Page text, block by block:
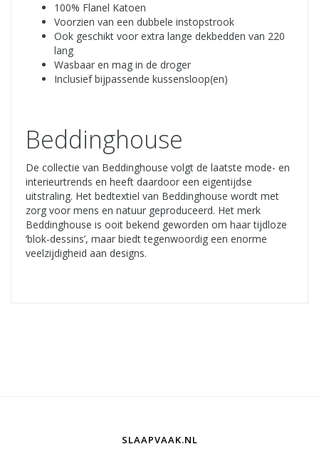
100% Flanel Katoen
Voorzien van een dubbele instopstrook
Ook geschikt voor extra lange dekbedden van 220
lang
Wasbaar en mag in de droger
Inclusief bijpassende kussensloop(en)
Beddinghouse
De collectie van Beddinghouse volgt de laatste mode- en
interieurtrends en heeft daardoor een eigentijdse
uitstraling. Het bedtextiel van Beddinghouse wordt met
zorg voor mens en natuur geproduceerd. Het merk
Beddinghouse is ooit bekend geworden om haar tijdloze
‘blok-dessins’, maar biedt tegenwoordig een enorme
veelzijdigheid aan designs.
SLAAPVAAK.NL